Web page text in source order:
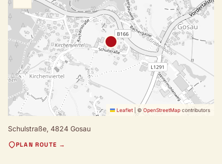
Leaflet ©OpenStreetMap contributors
Schulstraße, 4824 Gosau
PLAN ROUTE →